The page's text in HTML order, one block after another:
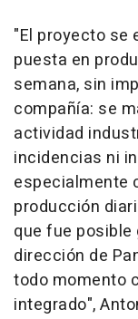
"El proyecto se
puesta en
semana, sin
compañía: se
actividad
incidencias ni
especialmente
producción
que fue
dirección de
todo momento
integrado",